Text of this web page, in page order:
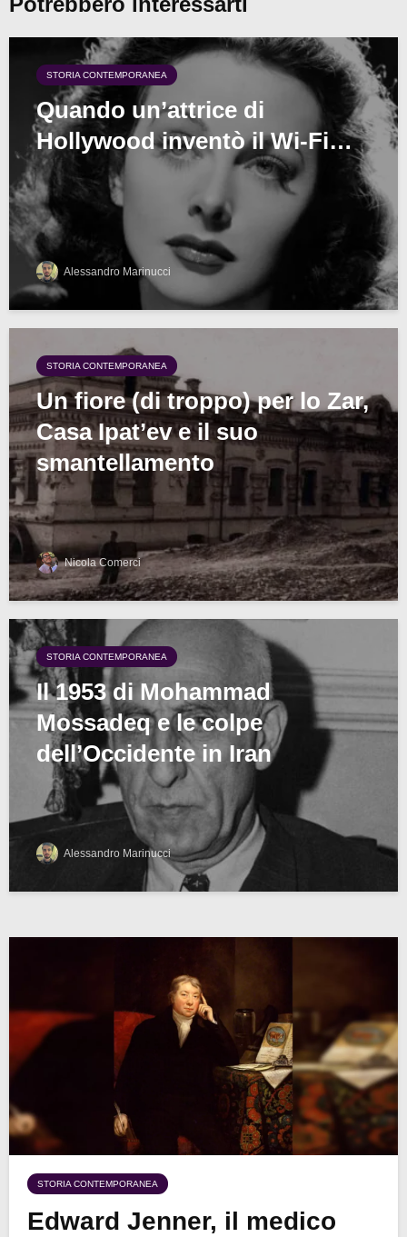
STORIA CONTEMPORANEA
Quando un’attrice di
Hollywood inventò il Wi-Fi…
Alessandro Marinucci
STORIA CONTEMPORANEA
Un fiore (di troppo) per lo Zar,
Casa Ipat’ev e il suo
smantellamento
Nicola Comerci
STORIA CONTEMPORANEA
Il 1953 di Mohammad
Mossadeq e le colpe
dell’Occidente in Iran
Alessandro Marinucci
STORIA CONTEMPORANEA
Edward Jenner, il medico